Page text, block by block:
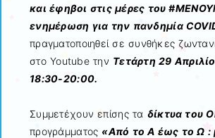
και έφηβοι στις μέρες του
ενημέρωση για την πανδημία
πραγματοποιηθεί σε συνθήκες
στο Youtube την Τετάρτη 29
18:30-20:00.
Συμμετέχουν επίσης τα δίκτυα του
προγράμματος «Από το Α έως το Ω :